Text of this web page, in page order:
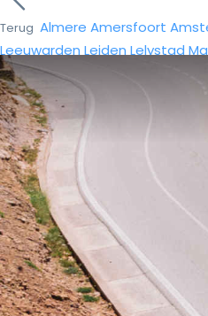
Terug Almere Amersfoort
Leeuwarden Leiden Lelystad